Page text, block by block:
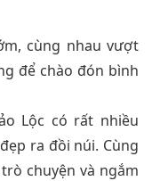
cùng nhau vượt
để chào đón bình
Lộc có rất nhiều
ra đồi núi. Cùng
chuyện và ngắm